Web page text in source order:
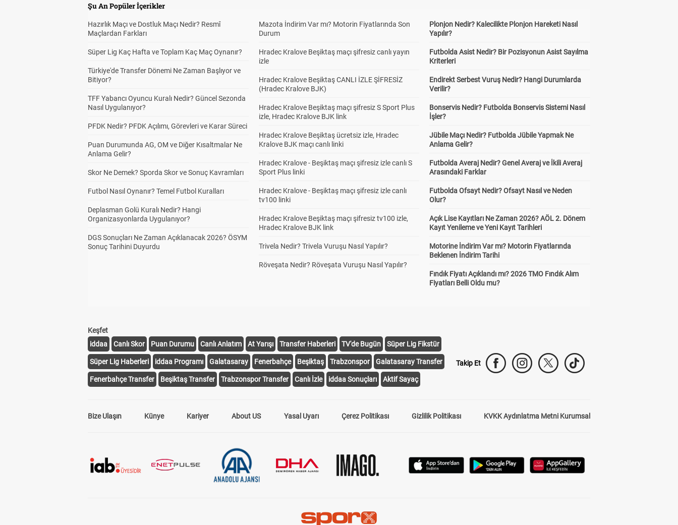
Şu An Popüler İçerikler
Hazırlık Maçı ve Dostluk Maçı Nedir? Resmî
Maçlardan Farkları
Süper Lig Kaç Hafta ve Toplam Kaç Maç Oynanır?
Türkiye'de Transfer Dönemi Ne Zaman Başlıyor ve
Bitiyor?
TFF Yabancı Oyuncu Kuralı Nedir? Güncel Sezonda
Nasıl Uygulanıyor?
PFDK Nedir? PFDK Açılımı, Görevleri ve Karar Süreci
Puan Durumunda AG, OM ve Diğer Kısaltmalar Ne
Anlama Gelir?
Skor Ne Demek? Sporda Skor ve Sonuç Kavramları
Futbol Nasıl Oynanır? Temel Futbol Kuralları
Deplasman Golü Kuralı Nedir? Hangi
Organizasyonlarda Uygulanıyor?
DGS Sonuçları Ne Zaman Açıklanacak 2026? ÖSYM
Sonuç Tarihini Duyurdu
Mazota İndirim Var mı? Motorin Fiyatlarında Son
Durum
Hradec Kralove Beşiktaş maçı şifresiz canlı yayın
izle
Hradec Kralove Beşiktaş CANLI İZLE ŞİFRESİZ
(Hradec Kralove BJK)
Hradec Kralove Beşiktaş maçı şifresiz S Sport Plus
izle, Hradec Kralove BJK link
Hradec Kralove Beşiktaş ücretsiz izle, Hradec
Kralove BJK maçı canlı linki
Hradec Kralove - Beşiktaş maçı şifresiz izle canlı S
Sport Plus linki
Hradec Kralove - Beşiktaş maçı şifresiz izle canlı
tv100 linki
Hradec Kralove Beşiktaş maçı şifresiz tv100 izle,
Hradec Kralove BJK link
Trivela Nedir? Trivela Vuruşu Nasıl Yapılır?
Röveşata Nedir? Röveşata Vuruşu Nasıl Yapılır?
Plonjon Nedir? Kalecilikte Plonjon Hareketi Nasıl
Yapılır?
Futbolda Asist Nedir? Bir Pozisyonun Asist Sayılma
Kriterleri
Endirekt Serbest Vuruş Nedir? Hangi Durumlarda
Verilir?
Bonservis Nedir? Futbolda Bonservis Sistemi Nasıl
İşler?
Jübile Maçı Nedir? Futbolda Jübile Yapmak Ne
Anlama Gelir?
Futbolda Averaj Nedir? Genel Averaj ve İkili Averaj
Arasındaki Farklar
Futbolda Ofsayt Nedir? Ofsayt Nasıl ve Neden
Olur?
Açık Lise Kayıtları Ne Zaman 2026? AÖL 2. Dönem
Kayıt Yenileme ve Yeni Kayıt Tarihleri
Motorine İndirim Var mı? Motorin Fiyatlarında
Beklenen İndirim Tarihi
Fındık Fiyatı Açıklandı mı? 2026 TMO Fındık Alım
Fiyatları Belli Oldu mu?
Keşfet
iddaa
Canlı Skor Puan Durumu Canlı Anlatım At Yarışı Transfer Haberleri TV'de Bugün Süper Lig Fikstür
Süper Lig Haberleri iddaa Programı Galatasaray Fenerbahçe Beşiktaş Trabzonspor Galatasaray Transfer
Fenerbahçe Transfer Beşiktaş Transfer Trabzonspor Transfer Canlı İzle iddaa Sonuçları Aktif Sayaç
Takip Et
Bize Ulaşın Künye Kariyer About US Yasal Uyarı Çerez Politikası Gizlilik Politikası KVKK Aydınlatma Metni Kurumsal